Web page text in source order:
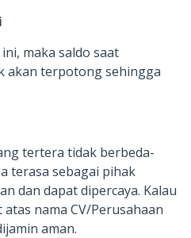
maka saldo saat
akan terpotong sehingga
tertera tidak berbeda-
terasa sebagai pihak
dan dapat dipercaya. Kalau
nama CV/Perusahaan
aman.